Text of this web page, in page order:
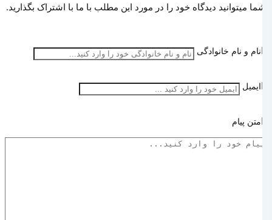
شما میتوانید دیدگاه خود را در مورد این مطلب با ما با اشتراک بگذارید.
نام و نام خانوادگی
ایمیل
متن پیام